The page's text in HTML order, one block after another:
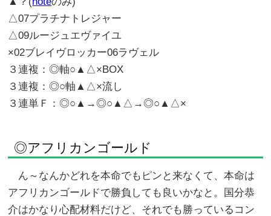
△07プラチナトレジャー
△09ルージュエヴァイユ
×02ブレイヴロッカー06ラヴェル
３連複：◎軸○▲△×BOX
３連複：◎○軸▲△×流し
３連単Ｆ：◎○▲→◎○▲△→◎○▲△×
◎アフリカンゴールド
ん～なんかどれを本命でもピンと来なくて、本命は
アフリカンゴールドで勝負しても良いかなと。国分恭
介はかなり心配材料だけど、それでも勝っているコン